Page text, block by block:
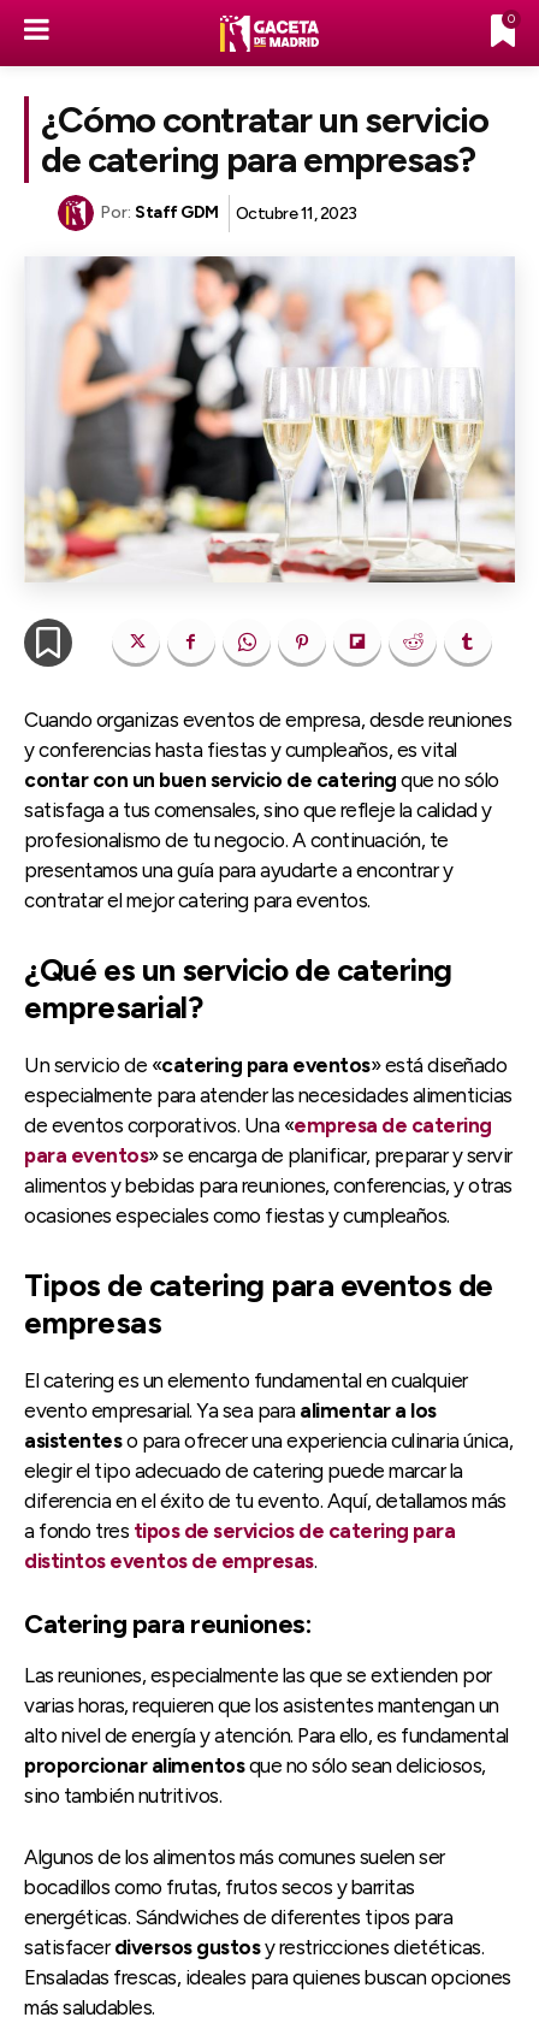
0
¿Cómo contratar un servicio
de catering para empresas?
Por: Staff GDM Octubre 11, 2023
Cuando organizas eventos de empresa, desde reuniones
y conferencias hasta fiestas y cumpleaños, es vital
contar con un buen servicio de catering que no sólo
satisfaga a tus comensales, sino que refleje la calidad y
profesionalismo de tu negocio. A continuación, te
presentamos una guía para ayudarte a encontrar y
contratar el mejor catering para eventos.
¿Qué es un servicio de catering
empresarial?
Un servicio de «catering para eventos» está diseñado
especialmente para atender las necesidades alimenticias
de eventos corporativos. Una «empresa de catering
para eventos» se encarga de planificar, preparar y servir
alimentos y bebidas para reuniones, conferencias, y otras
ocasiones especiales como fiestas y cumpleaños.
Tipos de catering para eventos de
empresas
El catering es un elemento fundamental en cualquier
evento empresarial. Ya sea para alimentar a los
asistenteso para ofrecer una experiencia culinaria única,
elegir el tipo adecuado de catering puede marcar la
diferencia en el éxito de tu evento. Aquí, detallamos más
a fondo tres tipos de servicios de catering para
distintos eventos de empresas.
Catering para reuniones:
Las reuniones, especialmente las que se extienden por
varias horas, requieren que los asistentes mantengan un
alto nivel de energía y atención. Para ello, es fundamental
proporcionar alimentosque no sólo sean deliciosos,
sino también nutritivos.
Algunos de los alimentos más comunes suelen ser
bocadillos como frutas, frutos secos y barritas
energéticas. Sándwiches de diferentes tipos para
satisfacerdiversos gustosy restricciones dietéticas.
Ensaladas frescas, ideales para quienes buscan opciones
más saludables.